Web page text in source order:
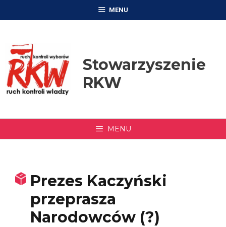
MENU
Stowarzyszenie
RKW
MENU
Prezes Kaczyński
przeprasza
Narodowców (?)